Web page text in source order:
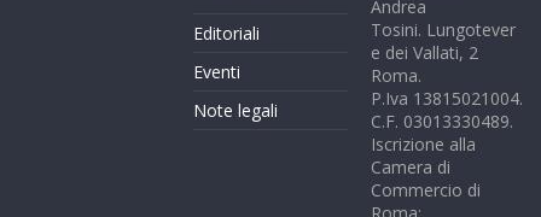
Editoriali
Eventi
Note legali
Andrea
Tosini. Lungotever
e dei Vallati, 2
Roma.
P.Iva 13815021004.
C.F. 03013330489.
Iscrizione alla
Camera di
Commercio di
Roma: